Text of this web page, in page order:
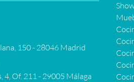
150 - 28046 Madrid
4, Of. 211 - 29005 Málaga